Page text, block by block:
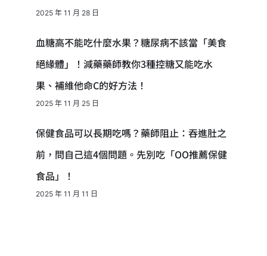
2025 年 11 月 28 日
血糖高不能吃什麼水果？糖尿病不該當「美食
絕緣體」！減藥藥師教你3種控糖又能吃水
果、補維他命C的好方法！
2025 年 11 月 25 日
保健食品可以長期吃嗎？藥師阻止：吞進肚之
前，問自己這4個問題。先別吃「OO推薦保健
食品」！
2025 年 11 月 11 日